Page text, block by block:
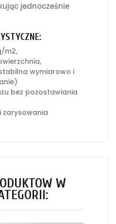
jednocześnie
m2,
wymiarowo i
bez pozostawiania
zarysowania
W